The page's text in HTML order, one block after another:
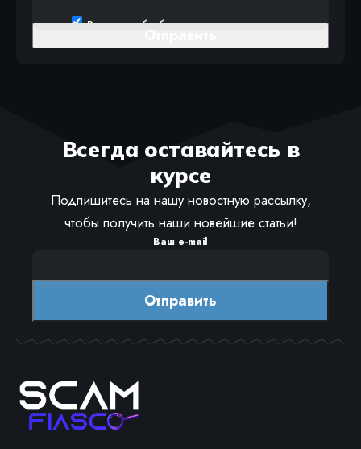
Разрешаюобработку персональных данных.
Всегда оставайтесь в
курсе
Подпишитесь на нашу новостную рассылку,
чтобы получить наши новейшие статьи!
Ваш e-mail